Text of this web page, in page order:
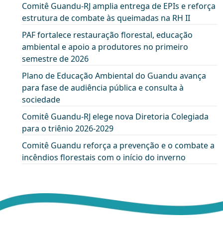
Comitê Guandu-RJ amplia entrega de EPIs e reforça
estrutura de combate às queimadas na RH II
PAF fortalece restauração florestal, educação
ambiental e apoio a produtores no primeiro
semestre de 2026
Plano de Educação Ambiental do Guandu avança
para fase de audiência pública e consulta à
sociedade
Comitê Guandu-RJ elege nova Diretoria Colegiada
para o triênio 2026-2029
Comitê Guandu reforça a prevenção e o combate a
incêndios florestais com o início do inverno